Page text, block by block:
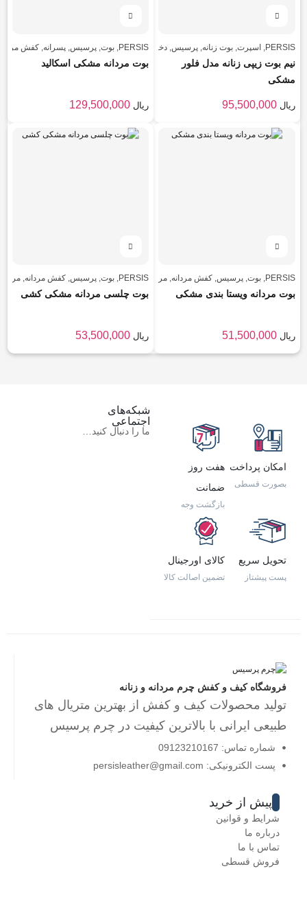
PERSIS
, اسپرت,بوت زنانه,پرسیس,دخترانه ,کفش زنانه, کفش زنانه
نیم بوت زیپی زنانه مدل فلور
مشکی
95,500,000 ریال
PERSIS
, بوت, پرسیس, پسرانه, کفش
بوت مردانه مشکی اسکالید
129,500,000 ریال
PERSIS
,بوت,پرسیس,کفش مردانه,مردانه
بوت مردانه ویستا بندی مشکی
51,500,000 ریال
PERSIS
, بوت, پرسیس, کفش مردانه, مردانه
بوت چلسی مردانه مشکی کشی
53,500,000 ریال
امکان پرداخت
بصورت قسطی
هفت روز
ضمانت
بازگشت وجه
تحویل سریع
پست پیشتاز
کالای اورجینال
تضمین اصالت کالا
شبکه‌های
اجتماعی
ما را دنبال کنید…
فروشگاه کیف و کفش چرم مردانه و زنانه
تولید محصولات کیف و کفش از بهترین متریال های
طبیعی ایرانی با بالاترین کیفیت در چرم پرسیس
شماره تماس: 09123210167
پست الکترونیکی: persisleather@gmail.com
پیش از خرید
شرایط و قوانین
درباره ما
تماس با ما
فروش قسطی